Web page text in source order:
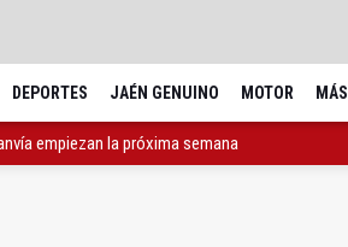
DEPORTES JAÉN GENUINO MOTOR MÁS
empiezan la próxima semana